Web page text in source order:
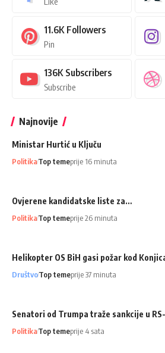
11.6K Followers
Pin
136K Subscribers
Subscribe
Najnovije
Ministar Hurtić u Ključu
PolitikaTop temeprije 16 minuta
Ovjerene kandidatske liste za…
PolitikaTop temeprije 26 minuta
Helikopter OS BiH gasi požar kod
DruštvoTop temeprije 37 minuta
Senatori od Trumpa traže sankcije u
PolitikaTop temeprije 4 sata